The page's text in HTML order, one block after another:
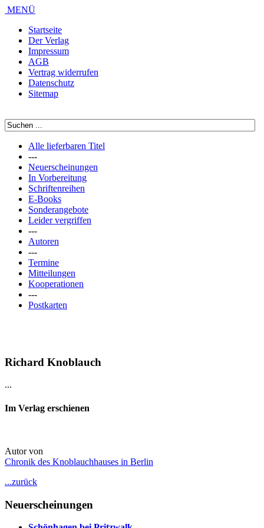
MENÜ
Startseite
Der Verlag
Impressum
AGB
Vertrag widerrufen
Datenschutz
Sitemap
Alle lieferbaren Titel
---
Neuerscheinungen
In Vorbereitung
Schriftenreihen
E-Books
Sonderangebote
Leider vergriffen
---
Autoren
---
Termine
Mitteilungen
Kooperationen
---
Postkarten
Richard Knoblauch
...
Im Verlag erschienen
Autor von
Chronik des Knoblauchhauses in Berlin
...zurück
Neuerscheinungen